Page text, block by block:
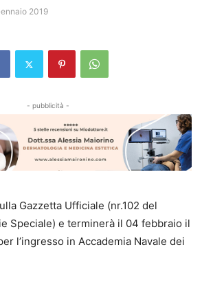
2019
- pubblicità -
Gazzetta Ufficiale (nr.102 del
Speciale) e terminerà il 04 febbraio il
l’ingresso in Accademia Navale dei